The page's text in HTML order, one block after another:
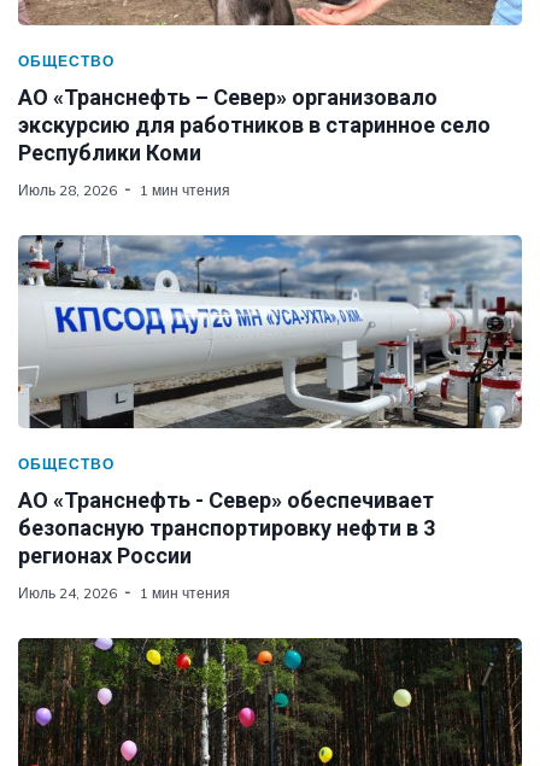
ОБЩЕСТВО
АО «Транснефть – Север» организовало
экскурсию для работников в старинное село
Республики Коми
Июль 28, 2026 1 мин чтения
ОБЩЕСТВО
АО «Транснефть - Север» обеспечивает
безопасную транспортировку нефти в 3
регионах России
Июль 24, 2026 1 мин чтения